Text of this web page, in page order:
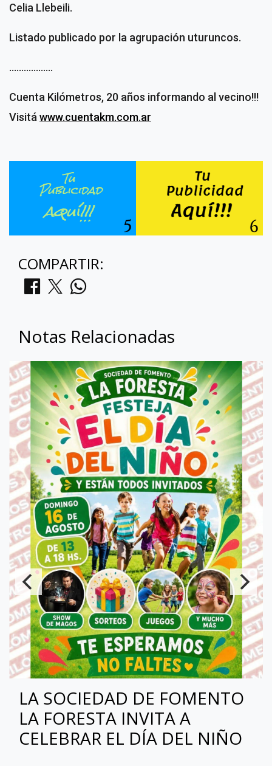
Celia Llebeili.
Listado publicado por la agrupación uturuncos.
………………
Cuenta Kilómetros, 20 años informando al vecino!!!
Visitá www.cuentakm.com.ar
COMPARTIR:
Notas Relacionadas
LA SOCIEDAD DE FOMENTO
LA FORESTA INVITA A
CELEBRAR EL DÍA DEL NIÑO